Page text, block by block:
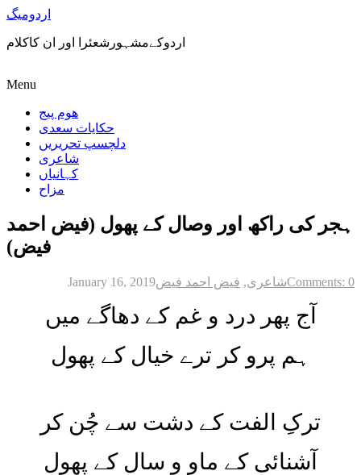
اردومیگ
اردوکےمشہورشعئرا اور ان کاکلام
Menu
ھوم پیج
حکایات سعدی
دلچسپ تحریریں
شاعری
کہانیاں
مزاح
ہجر کی راکھ اور وصال کے پھول (فیض احمد
فیض)
January 16, 2019 شاعری, فیض احمد فیض Comments: 0
آج پھر درد و غم کے دھاگے میں
ہم پرو کر ترے خیال کے پھول
ترکِ الفت کے دشت سے چُن کر
آشنائی کے ماو و سال کے پھول